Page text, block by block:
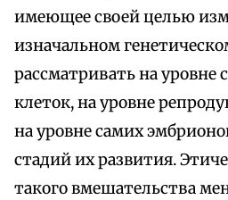
имеющее своей целью
изначальном
рассматривать на уровне
клеток, на уровне
на уровне самих
стадий их развития.
такого вмешательства